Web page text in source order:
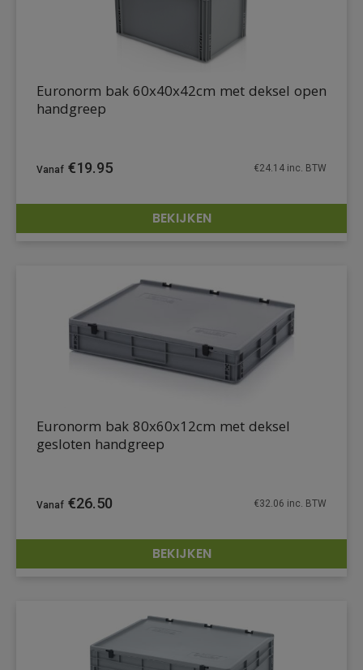
DETAILS
Euronorm bak 60x40x42cm met deksel open
handgreep
€19.95 €24.14 inc. BTW
BEKIJKEN
DETAILS
Euronorm bak 80x60x12cm met deksel
gesloten handgreep
€26.50 €32.06 inc. BTW
BEKIJKEN